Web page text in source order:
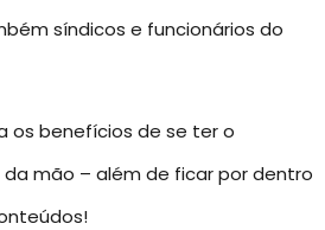
síndicos e funcionários do
os benefícios de se ter o
mão – além de ficar por dentro